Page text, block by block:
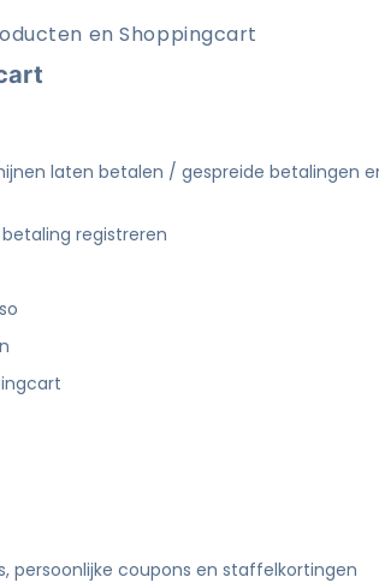
en Shoppingcart
laten betalen / gespreide betalingen
registreren
persoonlijke coupons en staffelkortingen